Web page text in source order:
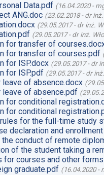
Data.pdf (16.04.2020-
ANG.doc (23.02.2018- dr
(29.05.2017- dr inż.
(29.05.2017- dr inż.
for transfer of
for transfer of courses.pdf
for ISP.docx (29.05.2017- dr
for ISP.pdf (29.05.2017- dr
of absence.docx (
of absence.pdf (
for conditional
for conditional
for the full-time study
declaration and
conduct of remote
of the student taking a
for courses and other
graduate.pdf (16.04.2020-